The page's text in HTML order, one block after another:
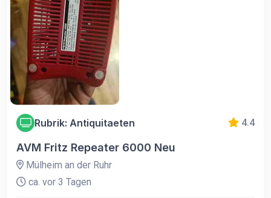
Rubrik: Antiquitaeten 4.4
AVM Fritz Repeater 6000 Neu
Mülheim an der Ruhr
ca. vor 3 Tagen